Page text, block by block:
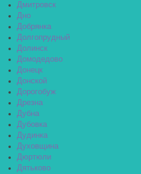
Дмитровск
Дно
Добрянка
Долгопрудный
Долинск
Домодедово
Донецк
Донской
Дорогобуж
Дрезна
Дубна
Дубовка
Дудинка
Духовщина
Дюртюли
Дятьково